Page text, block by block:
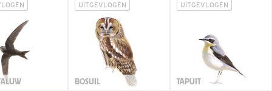
UITGEVLOGEN
BOSUIL
UITGEVLOGEN
TAPUIT